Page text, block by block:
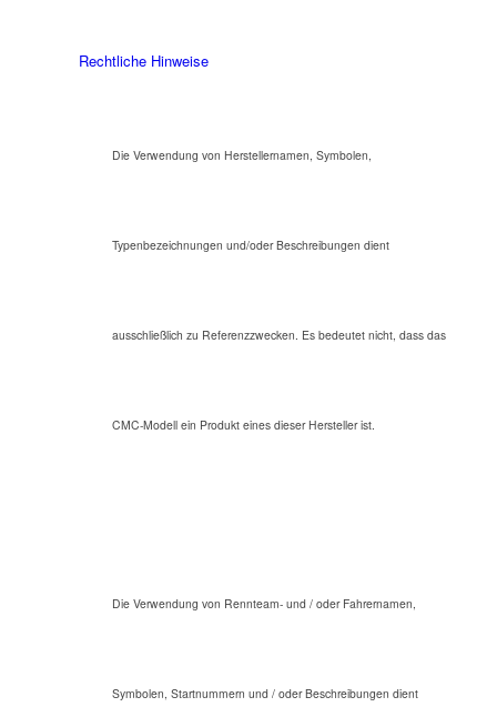
Rechtliche Hinweise
Die Verwendung von Herstellernamen, Symbolen,
Typenbezeichnungen und/oder Beschreibungen dient
ausschließlich zu Referenzzwecken. Es bedeutet nicht, dass das
CMC-Modell ein Produkt eines dieser Hersteller ist.
Die Verwendung von Rennteam- und / oder Fahrernamen,
Symbolen, Startnummern und / oder Beschreibungen dient